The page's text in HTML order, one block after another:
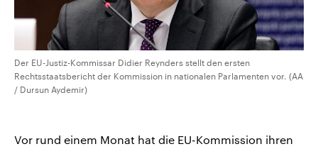
Der EU-Justiz-Kommissar Didier Reynders stellt den ersten
Rechtsstaatsbericht der Kommission in nationalen Parlamenten vor. (AA
/ Dursun Aydemir)
Vor rund einem Monat hat die EU-Kommission ihren